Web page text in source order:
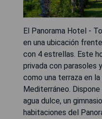
El Panorama Hotel -
en una ubicación
con 4 estrellas. Este
privada con parasoles
como una terraza en
Mediterráneo.
agua dulce, un
habitaciones del